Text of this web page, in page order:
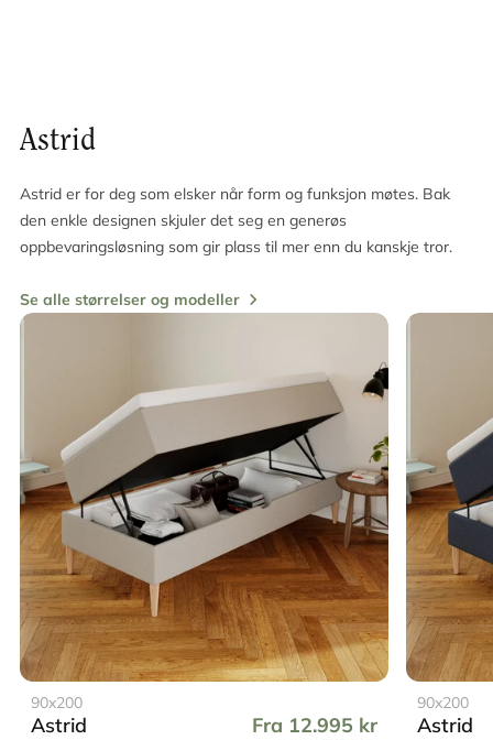
Astrid
Astrid er for deg som elsker når form og funksjon møtes. Bak
den enkle designen skjuler det seg en generøs
oppbevaringsløsning som gir plass til mer enn du kanskje tror.
Se alle størrelser og modeller
90x200
Astrid Fra 12.995 kr
90x200
Astrid